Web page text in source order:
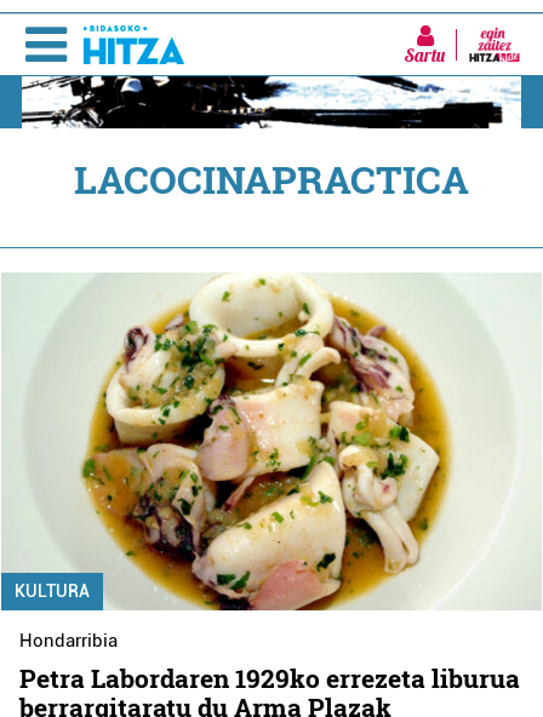
Sartu
LACOCINAPRACTICA
KULTURA
Hondarribia
Petra Labordaren 1929ko errezeta liburua
berrargitaratu du Arma Plazak